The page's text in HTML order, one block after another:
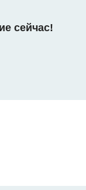
сейчас!